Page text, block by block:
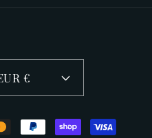
France | EUR €